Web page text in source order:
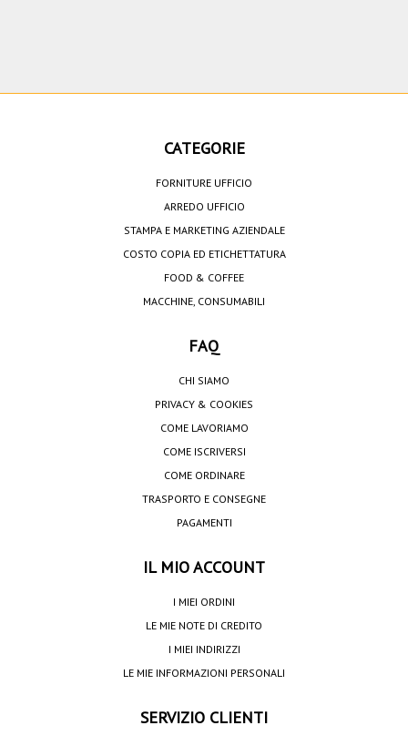
CATEGORIE
FORNITURE UFFICIO
ARREDO UFFICIO
STAMPA E MARKETING AZIENDALE
COSTO COPIA ED ETICHETTATURA
FOOD & COFFEE
MACCHINE, CONSUMABILI
FAQ
CHI SIAMO
PRIVACY & COOKIES
COME LAVORIAMO
COME ISCRIVERSI
COME ORDINARE
TRASPORTO E CONSEGNE
PAGAMENTI
IL MIO ACCOUNT
I MIEI ORDINI
LE MIE NOTE DI CREDITO
I MIEI INDIRIZZI
LE MIE INFORMAZIONI PERSONALI
SERVIZIO CLIENTI